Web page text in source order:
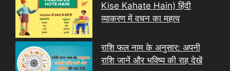
Kise Kahate Hain) हिंदी
व्याकरण में वचन का महत्व
राशि फल नाम के अनुसार: अपनी
राशि जानें और भविष्य की राह देखें